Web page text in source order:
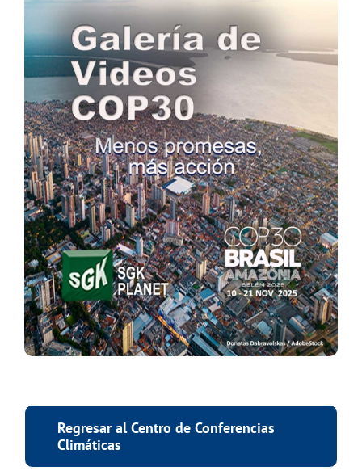
Regresar al Centro de Conferencias
Climáticas